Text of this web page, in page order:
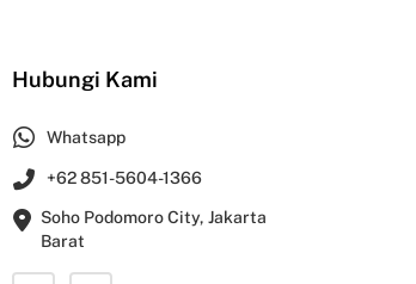
Hubungi Kami
Whatsapp
+62 851-5604-1366
Soho Podomoro City, Jakarta
Barat